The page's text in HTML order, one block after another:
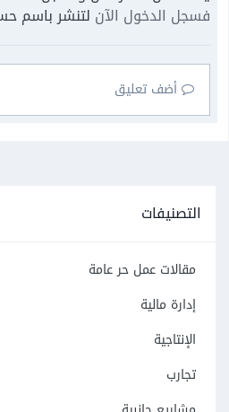
فسجل الدخول الآن لتنشر باسم
أضف تعليق
التصنيفات
مقالات عمل حر عامة
إدارة مالية
الإنتاجية
تجارب